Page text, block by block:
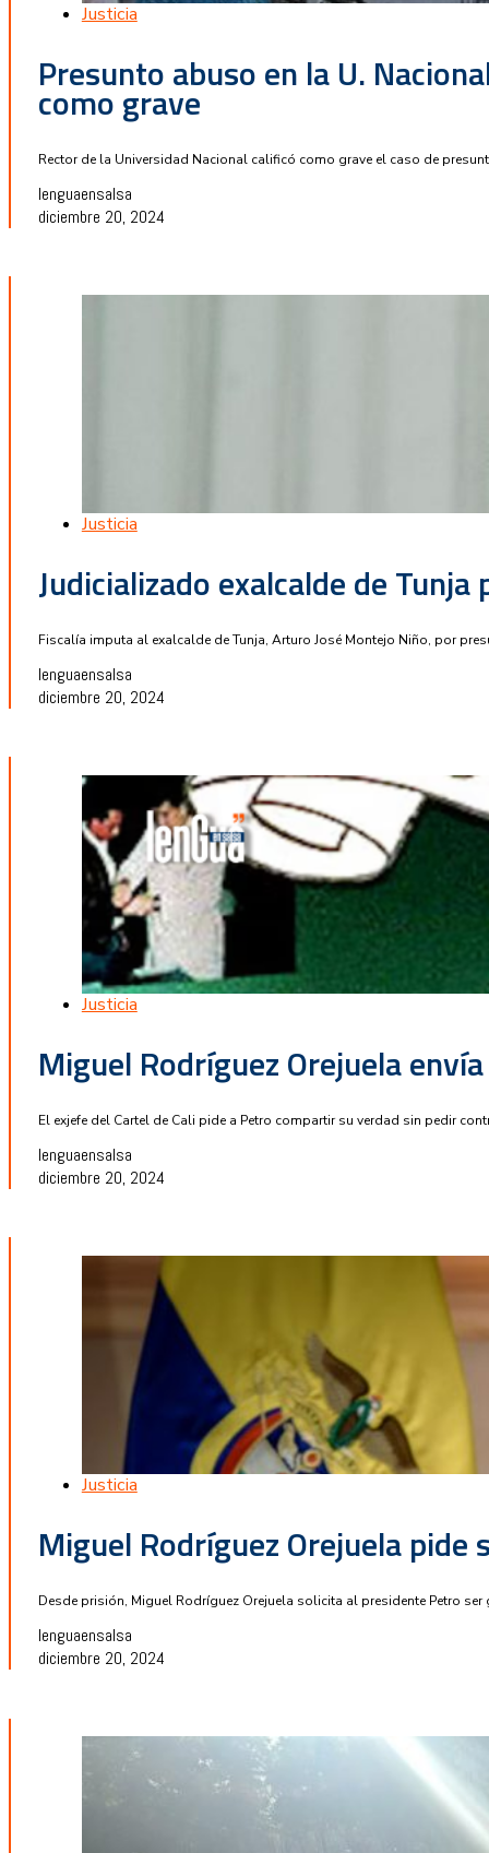
Justicia
Presunto abuso en la U.
como grave
Rector de la Universidad Nacional calificó como grave el caso de
lenguaensalsa
diciembre 20, 2024
Justicia
Judicializado exalcalde de
Fiscalía imputa al exalcalde de Tunja, Arturo José Montejo Niño, por
lenguaensalsa
diciembre 20, 2024
Justicia
Miguel Rodríguez Orejuela
El exjefe del Cartel de Cali pide a Petro compartir su verdad sin pedir
lenguaensalsa
diciembre 20, 2024
Justicia
Miguel Rodríguez Orejuela pide
Desde prisión, Miguel Rodríguez Orejuela solicita al presidente Petro
lenguaensalsa
diciembre 20, 2024